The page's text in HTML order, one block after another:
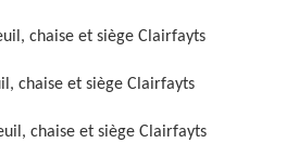
Nettoyage de fauteuil,
chaise et siège Clairfayts
chaise et siège Clairfayts
chaise et siège Clairfayts